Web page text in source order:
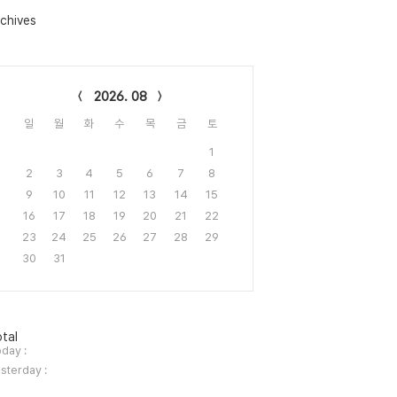
2026. 08
일 월 화 수 목 금 토
1
2
3 4 5 6 7
8
9
10 11 12 13 14
15
16
17 18 19 20 21
22
23
24 25 26 27 28
29
30
31
:
: